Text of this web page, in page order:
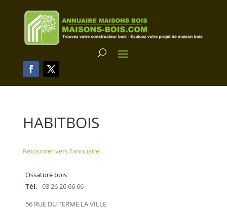
HABITBOIS
Retourner vers l'annuaire.
Ossature bois
Tél. 03 26 26 66 66
56 RUE DU TERME LA VILLE